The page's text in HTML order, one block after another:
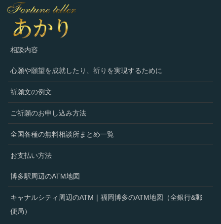
相談内容
心願や願望を成就したり、祈りを実現するために
祈願文の例文
ご祈願のお申し込み方法
全国各種の無料相談所まとめ一覧
お支払い方法
博多駅周辺のATM地図
キャナルシティ周辺のATM｜福岡博多のATM地図（全銀行&郵
便局）